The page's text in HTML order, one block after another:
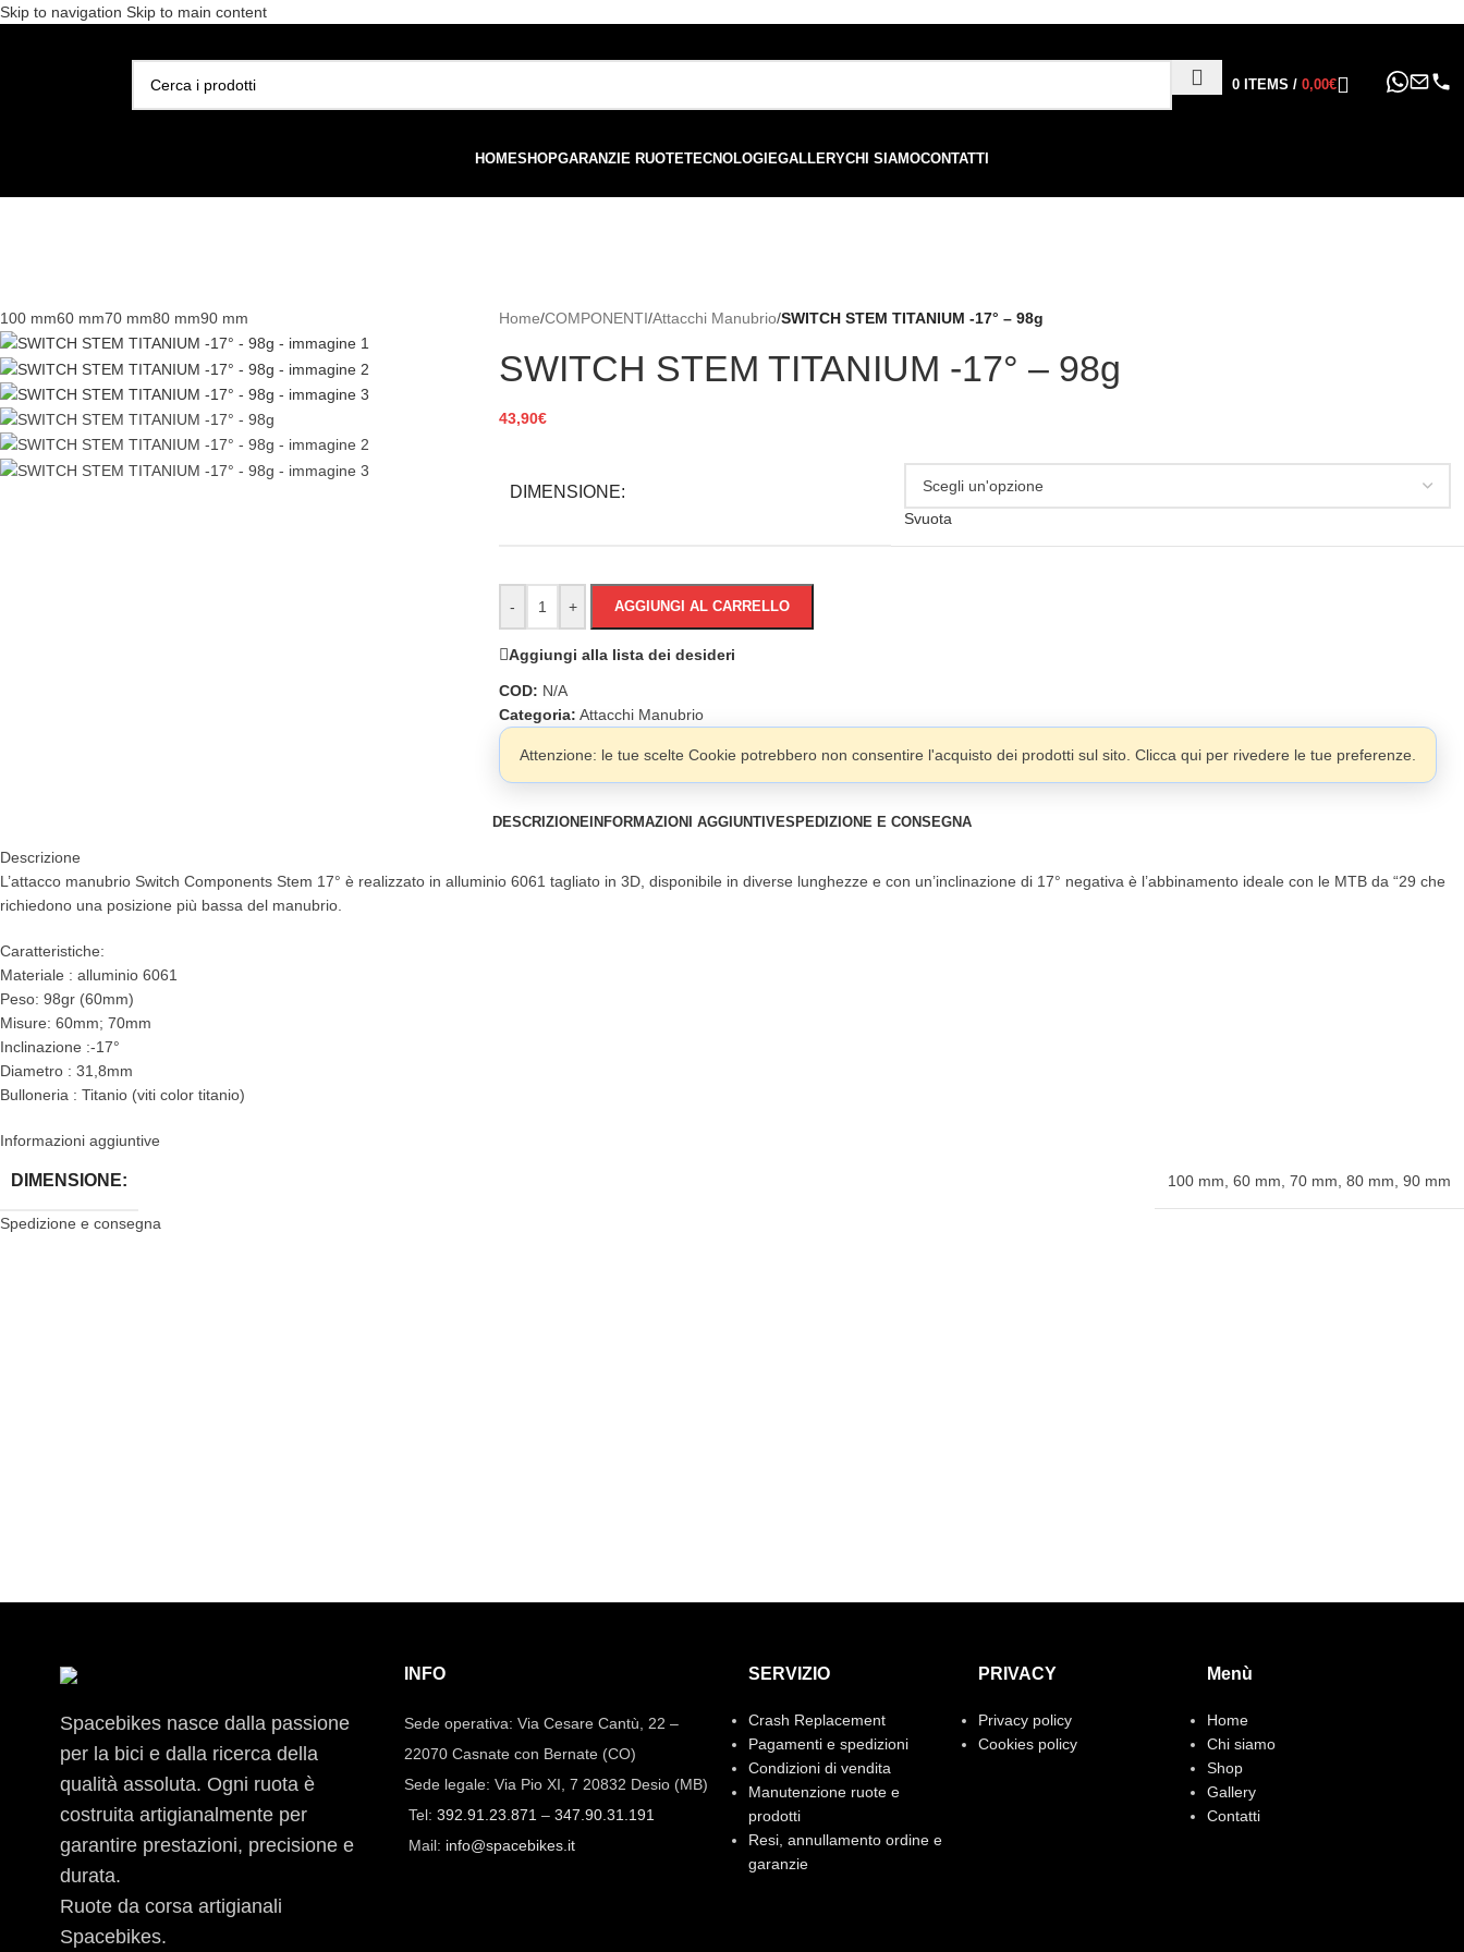
Skip to navigation Skip to main content
0 ITEMS / 0,00€
HOMESHOPGARANZIE RUOTETECNOLOGIEGALLERYCHI SIAMOCONTATTI
100 mm60 mm70 mm80 mm90 mm Home/COMPONENTI/Attacchi Manubrio/SWITCH STEM TITANIUM -17° – 98g
SWITCH STEM TITANIUM -17° – 98g
43,90€
DIMENSIONE:
Svuota
- + AGGIUNGI AL CARRELLO
Aggiungi alla lista dei desideri
COD: N/A
Categoria: Attacchi Manubrio
Attenzione: le tue scelte Cookie potrebbero non consentire l'acquisto dei prodotti sul sito. Clicca qui per rivedere le tue preferenze.
DESCRIZIONE INFORMAZIONI AGGIUNTIVESPEDIZIONE E CONSEGNA
Descrizione
L’attacco manubrio Switch Components Stem 17° è realizzato in alluminio 6061 tagliato in 3D, disponibile in diverse lunghezze e con un’inclinazione di 17° negativa è l’abbinamento ideale con le MTB da “29 che
richiedono una posizione più bassa del manubrio.
Caratteristiche:
Materiale : alluminio 6061
Peso: 98gr (60mm)
Misure: 60mm; 70mm
Inclinazione :-17°
Diametro : 31,8mm
Bulloneria : Titanio (viti color titanio)
Informazioni aggiuntive
DIMENSIONE: 100 mm 60 mm 70 mm 80 mm 90 mm
Spedizione e consegna
Spacebikes nasce dalla passione
per la bici e dalla ricerca della
qualità assoluta. Ogni ruota è
costruita artigianalmente per
garantire prestazioni, precisione e
durata.
Ruote da corsa artigianali
Spacebikes.
INFO
Sede operativa: Via Cesare Cantù, 22 –
22070 Casnate con Bernate (CO)
Sede legale: Via Pio XI, 7 20832 Desio (MB)
Tel: 392.91.23.871 – 347.90.31.191
Mail: info@spacebikes.it
SERVIZIO
Crash Replacement
Pagamenti e spedizioni
Condizioni di vendita
Manutenzione ruote e
prodotti
Resi, annullamento ordine e
garanzie
PRIVACY
Privacy policy
Cookies policy
Menù
Home
Chi siamo
Shop
Gallery
Contatti